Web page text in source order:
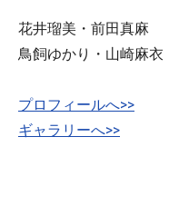
花井瑠美・前田真麻
鳥飼ゆかり・山崎麻衣
プロフィールへ>>
ギャラリーへ>>